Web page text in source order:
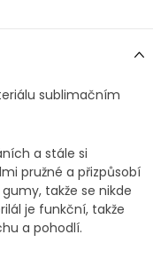
sublimačním
a stále si
pružné a přizpůsobí
takže se nikde
je funkční, takže
a pohodlí.